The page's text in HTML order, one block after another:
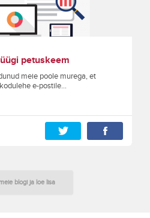
petuskeem
meie poole murega, et
e-postile...
blogi ja loe lisa